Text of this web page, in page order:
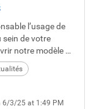
l’usage de
sein de votre
notre modèle de
avec des
au Centre de
6/3/25 at 1:49 PM